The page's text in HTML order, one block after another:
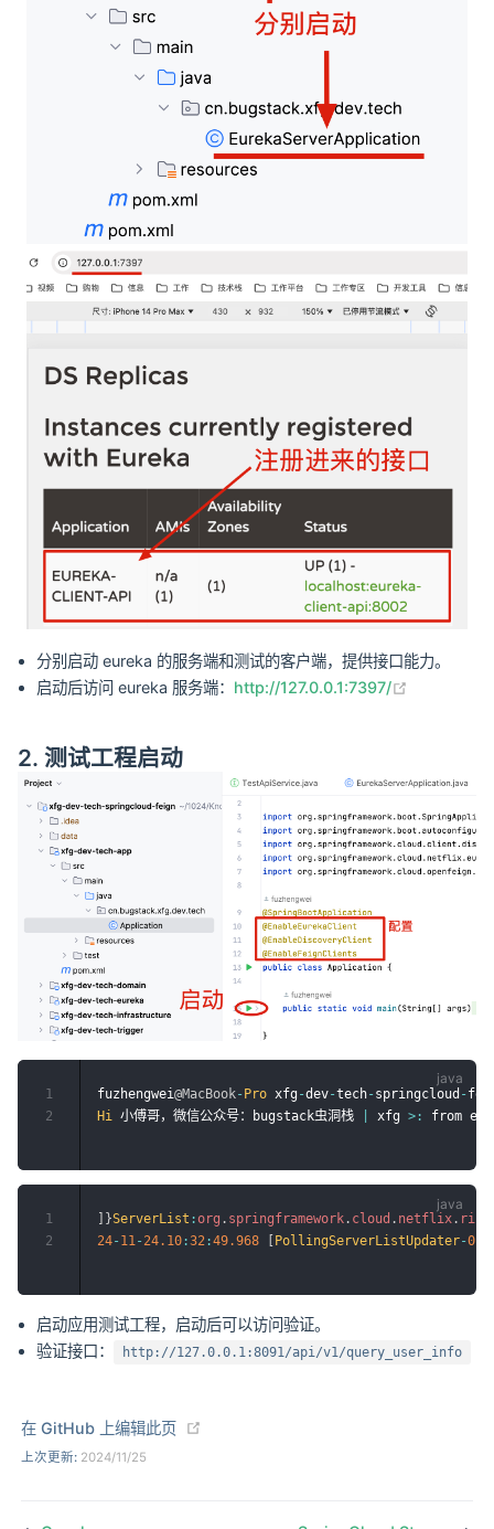
分别启动 eureka 的服务端和测试的客户端，提供接口能力。
启动后访问 eureka 服务端： http://127.0.0.1:7397/
2. 测试工程启动
fuzhengwei@MacBook- Pro xfg -dev-tech- springcloud -
Hi
小傅哥，微信公众号：bugstack虫洞栈 xfg > : from
1
2
}ServerList :org . springframework . cloud . netflix .
24- 11- 24.10 :32 :49.968 PollingServerListUpdater-0
1
2
启动应用测试工程，启动后可以访问验证。
验证接口：
http://127.0.0.1:8091/api/v1/query_user_info
在 GitHub 上编辑此页
上次更新: 2024/11/25